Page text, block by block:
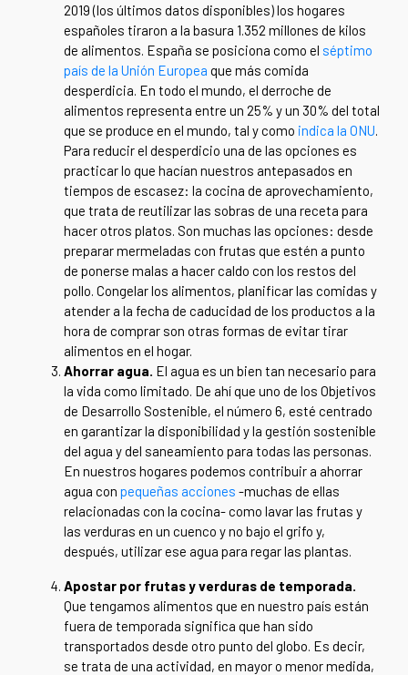
2019 (los últimos datos disponibles) los hogares
españoles tiraron a la basura 1.352 millones de kilos
de alimentos. España se posiciona como el séptimo
país de la Unión Europea que más comida
desperdicia. En todo el mundo, el derroche de
alimentos representa entre un 25% y un 30% del total
que se produce en el mundo, tal y como indica la ONU.
Para reducir el desperdicio una de las opciones es
practicar lo que hacían nuestros antepasados en
tiempos de escasez: la cocina de aprovechamiento,
que trata de reutilizar las sobras de una receta para
hacer otros platos. Son muchas las opciones: desde
preparar mermeladas con frutas que estén a punto
de ponerse malas a hacer caldo con los restos del
pollo. Congelar los alimentos, planificar las comidas y
atender a la fecha de caducidad de los productos a la
hora de comprar son otras formas de evitar tirar
alimentos en el hogar.
Ahorrar agua. El agua es un bien tan necesario para
la vida como limitado. De ahí que uno de los Objetivos
de Desarrollo Sostenible, el número 6, esté centrado
en garantizar la disponibilidad y la gestión sostenible
del agua y del saneamiento para todas las personas.
En nuestros hogares podemos contribuir a ahorrar
agua con pequeñas acciones -muchas de ellas
relacionadas con la cocina- como lavar las frutas y
las verduras en un cuenco y no bajo el grifo y,
después, utilizar ese agua para regar las plantas.
Apostar por frutas y verduras de temporada.
Que tengamos alimentos que en nuestro país están
fuera de temporada significa que han sido
transportados desde otro punto del globo. Es decir,
se trata de una actividad, en mayor o menor medida,